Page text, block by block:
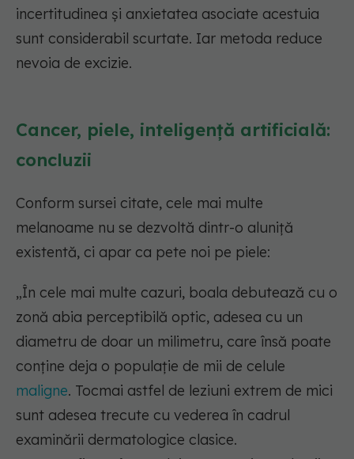
incertitudinea şi anxietatea asociate acestuia
sunt considerabil scurtate. Iar metoda reduce
nevoia de excizie.
Cancer, piele, inteligență artificială:
concluzii
Conform sursei citate, cele mai multe
melanoame nu se dezvoltă dintr-o aluniţă
existentă, ci apar ca pete noi pe piele:
„În cele mai multe cazuri, boala debutează cu o
zonă abia perceptibilă optic, adesea cu un
diametru de doar un milimetru, care însă poate
conţine deja o populaţie de mii de celule
maligne. Tocmai astfel de leziuni extrem de mici
sunt adesea trecute cu vederea în cadrul
examinării dermatologice clasice.